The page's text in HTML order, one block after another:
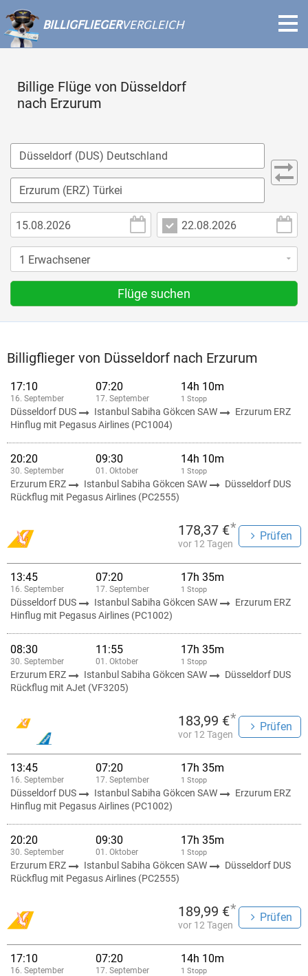
BILLIGFLIEGERVERGLEICH
Billige Flüge von Düsseldorf
nach Erzurum
Flüge suchen
Billigflieger von Düsseldorf nach Erzurum
17:10
16. September
07:20
17. September
14h 10m
1 Stopp
Düsseldorf DUS Istanbul Sabiha Gökcen SAW
Erzurum ERZ
Hinflug mit Pegasus Airlines (PC1004)
20:20
30. September
09:30
01. Oktober
14h 10m
1 Stopp
Erzurum ERZ Istanbul Sabiha Gökcen SAW
Düsseldorf DUS
Rückflug mit Pegasus Airlines (PC2555)
178,37 €*
vor 12 Tagen
Prüfen
13:45
16. September
07:20
17. September
17h 35m
1 Stopp
Düsseldorf DUS Istanbul Sabiha Gökcen SAW
Erzurum ERZ
Hinflug mit Pegasus Airlines (PC1002)
08:30
30. September
11:55
01. Oktober
17h 35m
1 Stopp
Erzurum ERZ Istanbul Sabiha Gökcen SAW
Düsseldorf DUS
Rückflug mit AJet (VF3205)
183,99 €*
vor 12 Tagen
Prüfen
13:45
16. September
07:20
17. September
17h 35m
1 Stopp
Düsseldorf DUS Istanbul Sabiha Gökcen SAW
Erzurum ERZ
Hinflug mit Pegasus Airlines (PC1002)
20:20
30. September
09:30
01. Oktober
17h 35m
1 Stopp
Erzurum ERZ Istanbul Sabiha Gökcen SAW
Düsseldorf DUS
Rückflug mit Pegasus Airlines (PC2555)
189,99 €*
vor 12 Tagen
Prüfen
17:10
16. September
07:20
17. September
14h 10m
1 Stopp